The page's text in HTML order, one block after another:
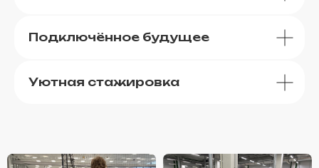
Подключённое будущее
Уютная стажировка